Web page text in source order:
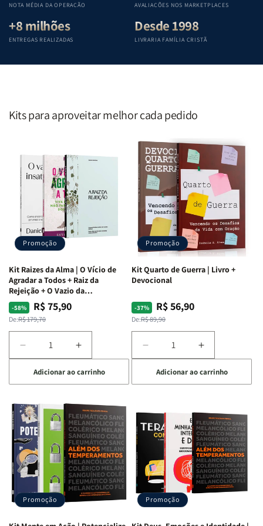
NOTA MÉDIA DA OPERAÇÃO AVALIAÇÕES NOS MARKETPLACES
+8 milhões
ENTREGAS REALIZADAS
Desde 1998
LIVRARIA FAMÍLIA CRISTÃ
Kits para aproveitar melhor cada pedido
Promoção
Kit Raizes da Alma | O Vício de
Agradar a Todos + Raiz da
Rejeição + O Vazio da
Insatisfação.
-58%
Preço
normal
De:R$ 179,70
Preço
promocional
R$ 75,90
Diminuir
a
quantidade
de
Raizes
da
Alma
|
O
Vício
Agradar
a
Todos
Aumentar
a
quantidade
de
Raizes
da
Alma
|
O
Vício
de
Agradar
Todos
Adicionar ao carrinho
Promoção
Kit Quarto de Guerra | Livro +
Devocional
-37%
Preço
normal
De:R$ 89,90
Preço
promocional
R$ 56,90
Diminuir
a
quantidade
de
Quarto
de
Guerra
Livro
+
Devocional
Aumentar
a
quantidade
de
Quarto
de
Guerra
|
Livro
+
Devocional
Adicionar ao carrinho
Promoção Promoção